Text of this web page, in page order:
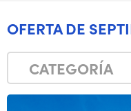
OFERTA DE
CATEGORÍA